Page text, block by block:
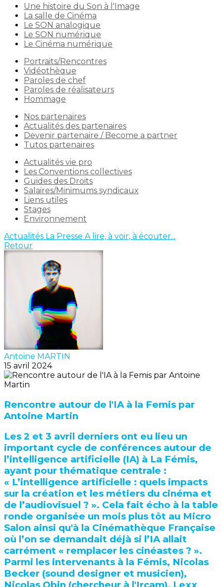
Une histoire du Son à l'Image
La salle de Cinéma
Le SON analogique
Le SON numérique
Le Cinéma numérique
Portraits/Rencontres
Vidéothèque
Paroles de chef
Paroles de réalisateurs
Hommage
Nos partenaires
Actualités des partenaires
Devenir partenaire / Become a partner
Tutos partenaires
Actualités vie pro
Les Conventions collectives
Guides des Droits
Salaires/Minimums syndicaux
Liens utiles
Stages
Environnement
Actualités La Presse A lire, à voir, à écouter...
Retour
Antoine MARTIN
15 avril 2024
Rencontre autour de l'IA à la Femis par
Antoine Martin
Les 2 et 3 avril derniers ont eu lieu un
important cycle de conférences autour de
l’intelligence artificielle (IA) à La Fémis,
ayant pour thématique centrale :
« L’intelligence artificielle : quels impacts
sur la création et les métiers du cinéma et
de l’audiovisuel ? ». Cela fait écho à la table
ronde organisée un mois plus tôt au Micro
Salon ainsi qu'à la Cinémathèque Française
où l’on se demandait déjà si l’IA allait
carrément « remplacer les cinéastes ? ».
Parmi les intervenants à la Fémis, Nicolas
Becker (sound designer et musicien),